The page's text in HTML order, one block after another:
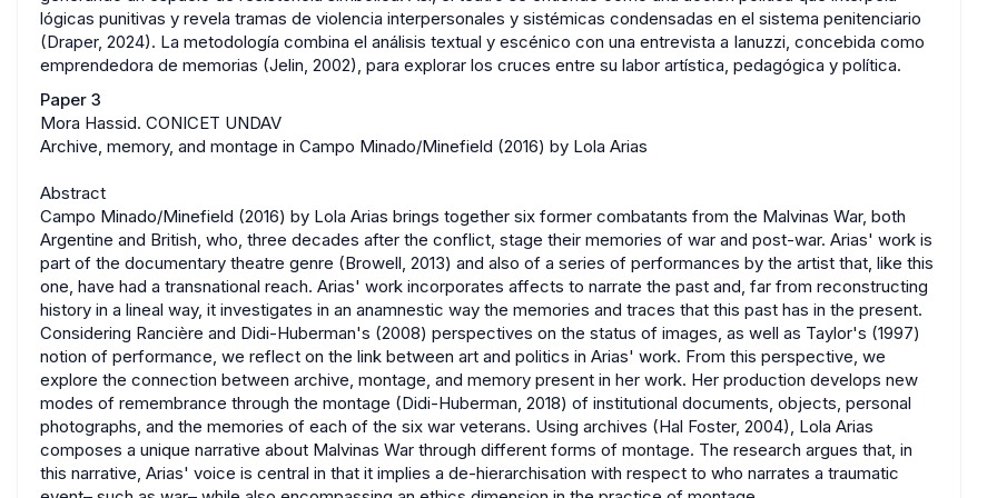
lógicas punitivas y revela tramas de violencia interpersonales y sistémicas condensadas en el sistema penitenciario
(Draper, 2024). La metodología combina el análisis textual y escénico con una entrevista a Ianuzzi, concebida como
emprendedora de memorias (Jelin, 2002), para explorar los cruces entre su labor artística, pedagógica y política.
Paper 3
Mora Hassid. CONICET UNDAV
Archive, memory, and montage in Campo Minado/Minefield (2016) by Lola Arias
Abstract
Campo Minado/Minefield (2016) by Lola Arias brings together six former combatants from the Malvinas War, both
Argentine and British, who, three decades after the conflict, stage their memories of war and post-war. Arias' work is
part of the documentary theatre genre (Browell, 2013) and also of a series of performances by the artist that, like this
one, have had a transnational reach. Arias' work incorporates affects to narrate the past and, far from reconstructing
history in a lineal way, it investigates in an anamnestic way the memories and traces that this past has in the present.
Considering Rancière and Didi-Huberman's (2008) perspectives on the status of images, as well as Taylor's (1997)
notion of performance, we reflect on the link between art and politics in Arias' work. From this perspective, we
explore the connection between archive, montage, and memory present in her work. Her production develops new
modes of remembrance through the montage (Didi-Huberman, 2018) of institutional documents, objects, personal
photographs, and the memories of each of the six war veterans. Using archives (Hal Foster, 2004), Lola Arias
composes a unique narrative about Malvinas War through different forms of montage. The research argues that, in
this narrative, Arias' voice is central in that it implies a de-hierarchisation with respect to who narrates a traumatic